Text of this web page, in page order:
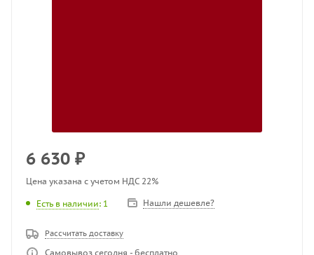
6 630 ₽
Цена указана с учетом НДС 22%
Есть в наличии: 1 Нашли дешевле?
Рассчитать доставку
Самовывоз сегодня - бесплатно